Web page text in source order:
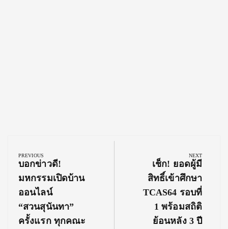
navigation
PREVIOUS
Previous
Post:
บอกข่าวดี!
มหกรรมเปิดบ้าน
ออนไลน์
“สวนสุนันทา”
ครั้งแรก ทุกคณะ
NEXT
Next
Post:
เช็ก! ยอดผู้มี
สิทธิ์เข้าศึกษา
TCAS64 รอบที่
1 พร้อมสถิติ
ย้อนหลัง 3 ปี